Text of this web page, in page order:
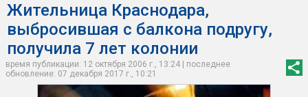
Жительница Краснодара,
выбросившая с балкона подругу,
получила 7 лет колонии
время публикации: 12 октября 2006 г., 13:24 | последнее
обновление: 07 декабря 2017 г., 10:21